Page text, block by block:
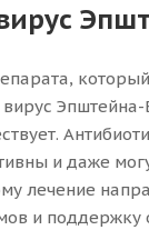
и даже
лечение
и поддержку